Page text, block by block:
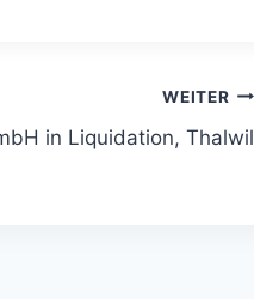
WEITER
in Liquidation, Thalwil